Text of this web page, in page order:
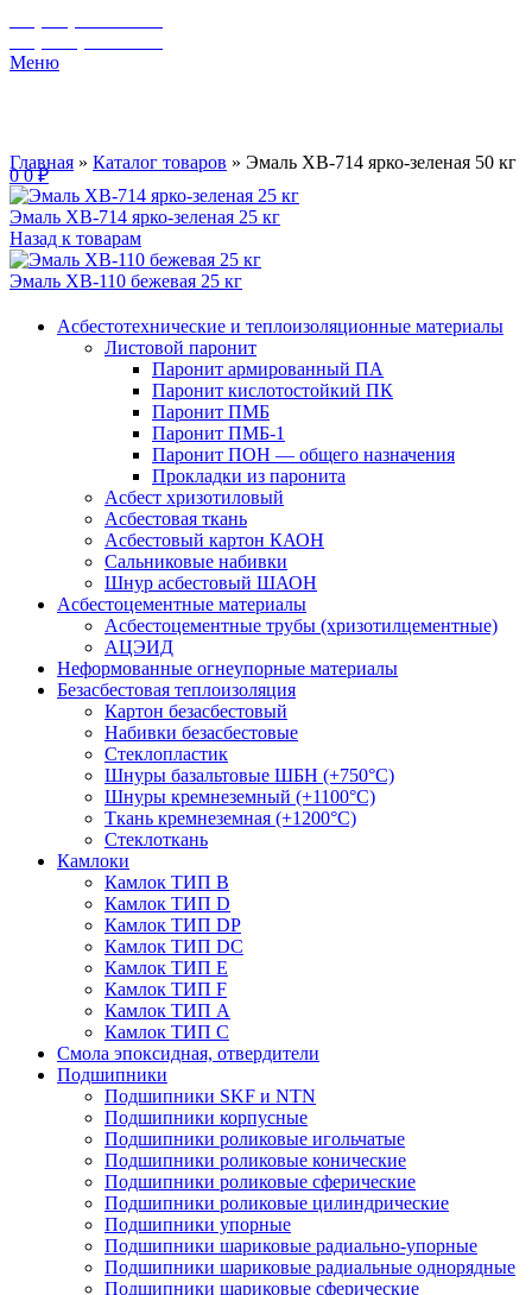
Меню
00₽
Главная » Каталог товаров » Эмаль ХВ-714 ярко-зеленая 50 кг
Эмаль ХВ-714 ярко-зеленая 25 кг
Назад к товарам
Эмаль ХВ-110 бежевая 25 кг
Асбестотехнические и теплоизоляционные материалы
Листовой паронит
Паронит армированный ПА
Паронит кислотостойкий ПК
Паронит ПМБ
Паронит ПМБ-1
Паронит ПОН — общего назначения
Прокладки из паронита
Асбест хризотиловый
Асбестовая ткань
Асбестовый картон КАОН
Сальниковые набивки
Шнур асбестовый ШАОН
Асбестоцементные материалы
Асбестоцементные трубы (хризотилцементные)
АЦЭИД
Неформованные огнеупорные материалы
Безасбестовая теплоизоляция
Картон безасбестовый
Набивки безасбестовые
Стеклопластик
Шнуры базальтовые ШБН (+750°С)
Шнуры кремнеземный (+1100°С)
Ткань кремнеземная (+1200°С)
Стеклоткань
Камлоки
Камлок ТИП B
Камлок ТИП D
Камлок ТИП DP
Камлок ТИП DС
Камлок ТИП E
Камлок ТИП F
Камлок ТИП А
Камлок ТИП С
Смола эпоксидная, отвердители
Подшипники
Подшипники SKF и NTN
Подшипники корпусные
Подшипники роликовые игольчатые
Подшипники роликовые конические
Подшипники роликовые сферические
Подшипники роликовые цилиндрические
Подшипники упорные
Подшипники шариковые радиально-упорные
Подшипники шариковые радиальные однорядные
Подшипники шариковые сферические